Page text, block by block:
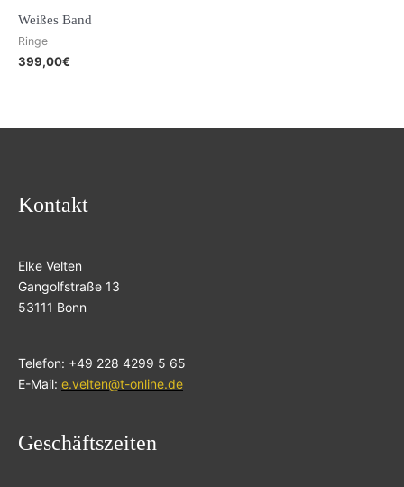
Weißes Band
Ringe
399,00€
Kontakt
Elke Velten
Gangolfstraße 13
53111 Bonn
Telefon: +49 228 4299 5 65
E-Mail: e.velten@t-online.de
Geschäftszeiten